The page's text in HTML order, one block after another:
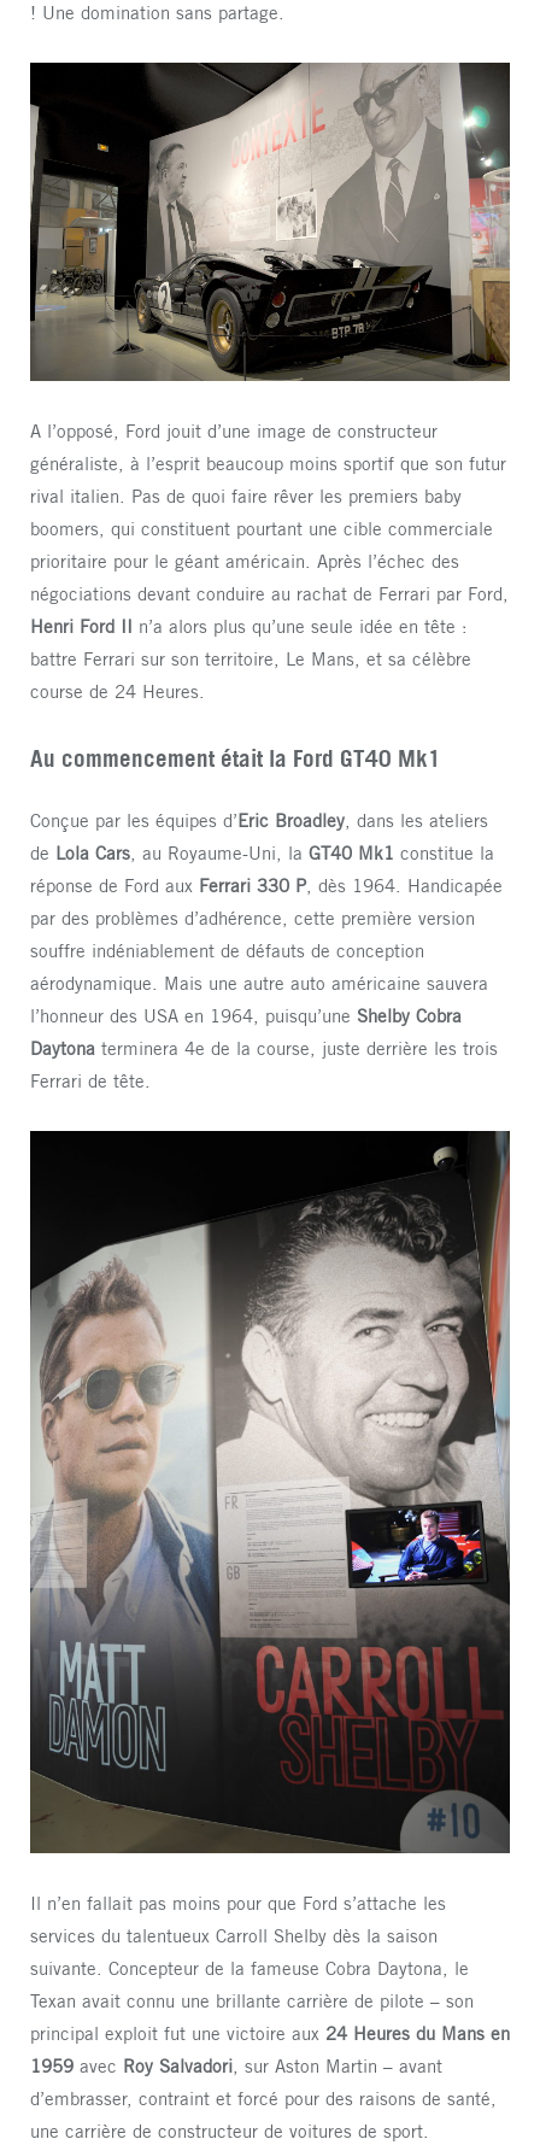
! Une domination sans partage.
A l’opposé, Ford jouit d’une image de constructeur
généraliste, à l’esprit beaucoup moins sportif que son futur
rival italien. Pas de quoi faire rêver les premiers baby
boomers, qui constituent pourtant une cible commerciale
prioritaire pour le géant américain. Après l’échec des
négociations devant conduire au rachat de Ferrari par Ford,
Henri Ford II n’a alors plus qu’une seule idée en tête :
battre Ferrari sur son territoire, Le Mans, et sa célèbre
course de 24 Heures.
Au commencement était la Ford GT40 Mk1
Conçue par les équipes d’Eric Broadley , dans les ateliers
de Lola Cars , au Royaume-Uni, la GT40 Mk1 constitue la
réponse de Ford aux Ferrari 330 P, dès 1964. Handicapée
par des problèmes d’adhérence, cette première version
souffre indéniablement de défauts de conception
aérodynamique. Mais une autre auto américaine sauvera
l’honneur des USA en 1964, puisqu’une Shelby Cobra
Daytona terminera 4e de la course, juste derrière les trois
Ferrari de tête.
Il n’en fallait pas moins pour que Ford s’attache les
services du talentueux Carroll Shelby dès la saison
suivante. Concepteur de la fameuse Cobra Daytona, le
Texan avait connu une brillante carrière de pilote – son
principal exploit fut une victoire aux 24 Heures du Mans en
1959 avec Roy Salvadori , sur Aston Martin – avant
d’embrasser, contraint et forcé pour des raisons de santé,
une carrière de constructeur de voitures de sport.